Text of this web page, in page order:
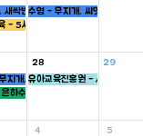
새싹반
- 5세
수영 - 무지개, 씨앗반
지개, 씨앗, 하늘반
하수, 병아리반
28
유아교육진흥원 - 새싹반
29
4 5